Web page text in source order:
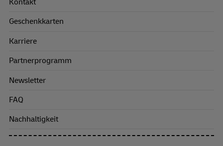
Kontakt
Geschenkkarten
Karriere
Partnerprogramm
Newsletter
FAQ
Nachhaltigkeit